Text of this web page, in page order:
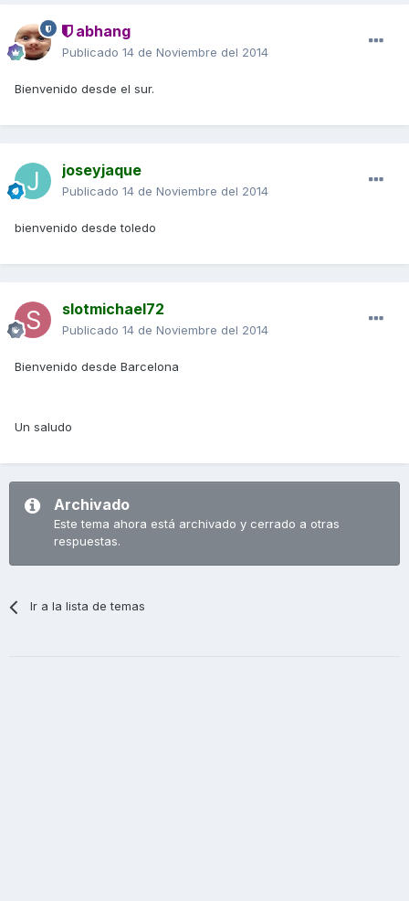
abhang
Publicado 14 de Noviembre del 2014
Bienvenido desde el sur.
joseyjaque
Publicado 14 de Noviembre del 2014
bienvenido desde toledo
slotmichael72
Publicado 14 de Noviembre del 2014
Bienvenido desde Barcelona
Un saludo
Archivado
Este tema ahora está archivado y cerrado a otras
respuestas.
Ir a la lista de temas